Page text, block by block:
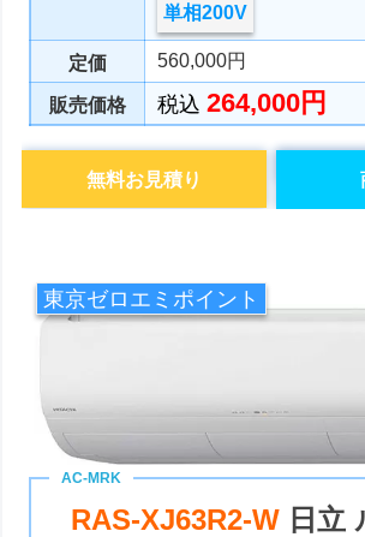
単相200V
定価 560,000円
販売価格 税込264,000円
無料お見積り
東京ゼロエミポイント
RAS-XJ63R2-W 日立